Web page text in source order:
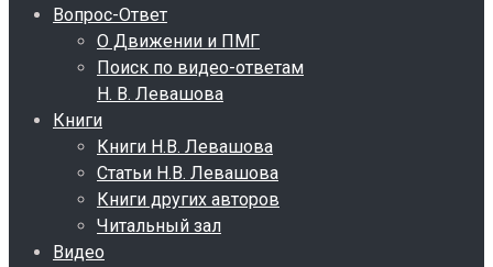
Вопрос-Ответ
О Движении и ПМГ
Поиск по видео-ответам
Н. В. Левашова
Книги
Книги Н.В. Левашова
Статьи Н.В. Левашова
Книги других авторов
Читальный зал
Видео